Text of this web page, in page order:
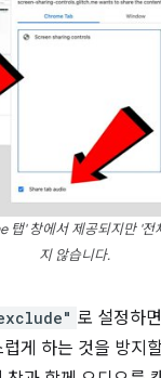
탭' 창에서 제공되지만 '전
지 않습니다.
로 설정하
게 하는 것을 방지